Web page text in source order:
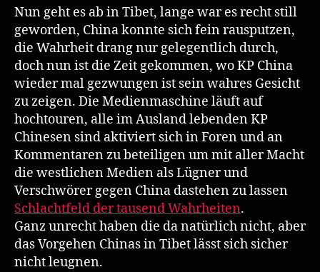
des
the
face
of
the
dragon
Nun geht es ab in Tibet, lange war es recht still
geworden, China konnte sich fein rausputzen,
die Wahrheit drang nur gelegentlich durch,
doch nun ist die Zeit gekommen, wo KP China
wieder mal gezwungen ist sein wahres Gesicht
zu zeigen. Die Medienmaschine läuft auf
hochtouren, alle im Ausland lebenden KP
Chinesen sind aktiviert sich in Foren und an
Kommentaren zu beteiligen um mit aller Macht
die westlichen Medien als Lügner und
Verschwörer gegen China dastehen zu lassen
Schlachtfeld der tausend Wahrheiten.
Ganz unrecht haben die da natürlich nicht, aber
das Vorgehen Chinas in Tibet lässt sich sicher
nicht leugnen.